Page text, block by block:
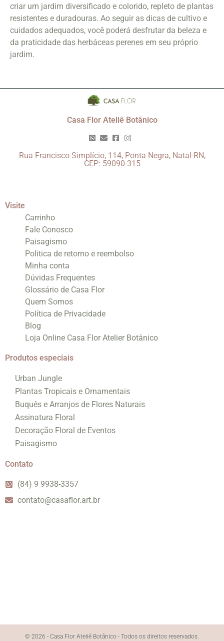
criar um jardim diversificado e colorido, repleto de plantas
resistentes e duradouras. Ao seguir as dicas de cultivo e
cuidados adequados, você poderá desfrutar da beleza e
da praticidade das herbáceas perenes em seu próprio
jardim.
Casa Flor Ateliê Botânico
Rua Francisco Simplício, 114, Ponta Negra, Natal-RN,
CEP: 59090-315
Visite
Carrinho
Fale Conosco
Paisagismo
Politica de retorno e reembolso
Minha conta
Dúvidas Frequentes
Glossário de Casa Flor
Quem Somos
Política de Privacidade
Blog
Loja Online Casa Flor Atelier Botânico
Produtos especiais
Urban Jungle
Plantas Tropicais e Ornamentais
Buquês e Arranjos de Flores Naturais
Assinatura Floral
Decoração Floral de Eventos
Paisagismo
Contato
(84) 9 9938-3357
contato@casaflor.art.br
© 2026 - Casa Flor Ateliê Botânico - Todos os direitos reservados.